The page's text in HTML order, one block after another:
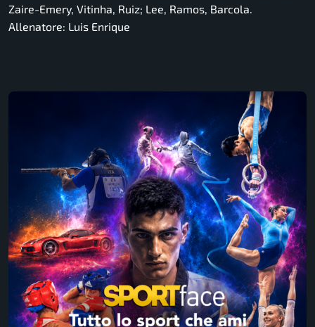
Zaire-Emery, Vitinha, Ruiz; Lee, Ramos, Barcola.
Allenatore: Luis Enrique